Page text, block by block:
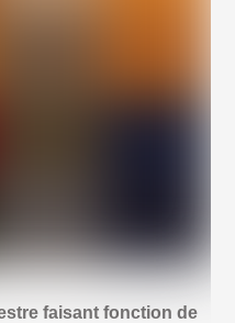
faisant fonction de